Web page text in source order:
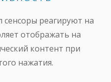
реагируют на
отображать на
контент при
нажатия.